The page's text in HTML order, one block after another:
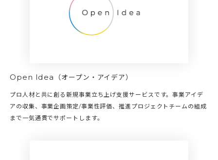
Open Idea （オープン・アイデア）
プロ人材と共に創る新規事業立ち上げ支援サービスです。事業アイデ
アの収集、事業企画策定/事業性評価、推進プロジェクトチームの組成
まで一気通貫でサポートします。